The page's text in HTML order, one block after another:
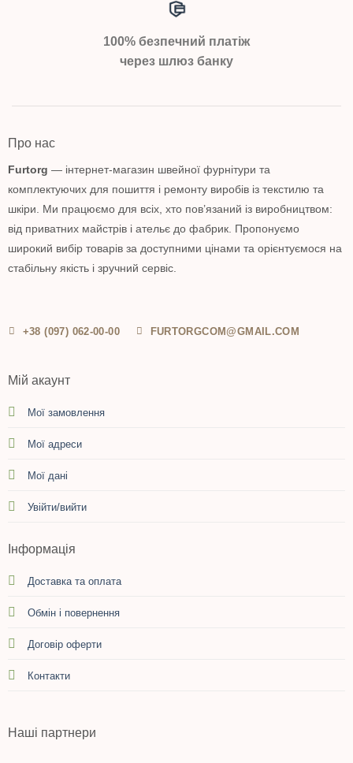
100% безпечний платіж
через шлюз банку
Про нас
Furtorg — інтернет-магазин швейної фурнітури та
комплектуючих для пошиття і ремонту виробів із текстилю та
шкіри. Ми працюємо для всіх, хто пов’язаний із виробництвом:
від приватних майстрів і ательє до фабрик. Пропонуємо
широкий вибір товарів за доступними цінами та орієнтуємося на
стабільну якість і зручний сервіс.
+38 (097) 062-00-00 FURTORGCOM@GMAIL.COM
Мій акаунт
Мої замовлення
Мої адреси
Мої дані
Увійти/вийти
Інформація
Доставка та оплата
Обмін і повернення
Договір оферти
Контакти
Наші партнери